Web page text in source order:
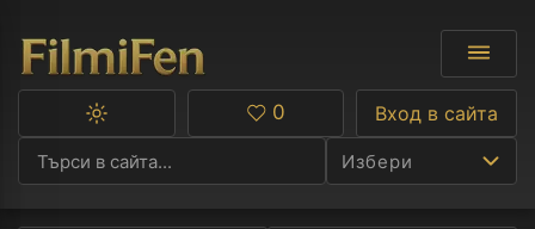
Избери
Превключване
тъмна
Любими
0 Вход в сайта